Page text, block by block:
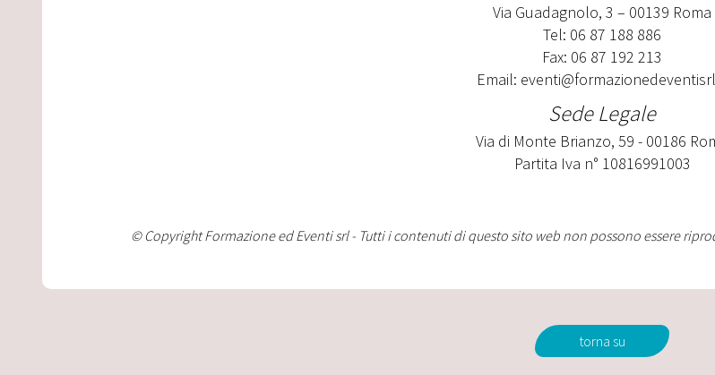
Via Guadagnolo, 3 – 00139 Roma
Tel: 06 87 188 886
Fax: 06 87 192 213
Email:
Sede Legale
Via di Monte Brianzo, 59 - 00186
Partita Iva n° 10816991003
© Copyright Formazione ed Eventi srl - Tutti i contenuti di questo sito web non possono essere
torna su